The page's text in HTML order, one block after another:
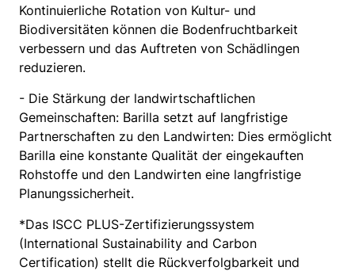
Kontinuierliche Rotation von Kultur- und
Biodiversitäten können die Bodenfruchtbarkeit
verbessern und das Auftreten von Schädlingen
reduzieren.
- Die Stärkung der landwirtschaftlichen
Gemeinschaften: Barilla setzt auf langfristige
Partnerschaften zu den Landwirten: Dies ermöglicht
Barilla eine konstante Qualität der eingekauften
Rohstoffe und den Landwirten eine langfristige
Planungssicherheit.
*Das ISCC PLUS-Zertifizierungssystem
(International Sustainability and Carbon
Certification) stellt die Rückverfolgbarkeit und